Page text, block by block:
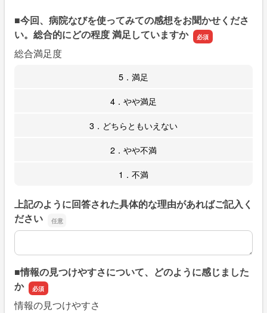
■今回、病院なびを使ってみての感想をお聞かせくださ
い。総合的にどの程度 満足していますか
総合満足度
5．満足
4．やや満足
3．どちらともいえない
2．やや不満
1．不満
上記のように回答された具体的な理由があればご記入く
ださい
上記のように回答された具体的な理由があればご記入くだ
■情報の見つけやすさについて、どのように感じました
か
情報の見つけやすさ